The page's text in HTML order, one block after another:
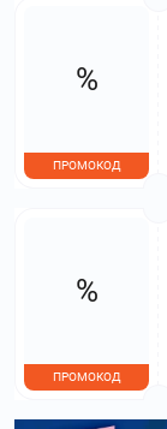
%
ПРОМОКОД
%
ПРОМОКОД